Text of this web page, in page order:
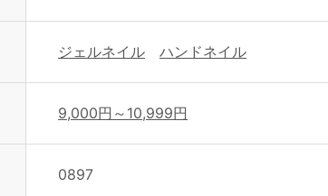
ジェルネイル ハンドネイル
9,000円～10,999円
0897